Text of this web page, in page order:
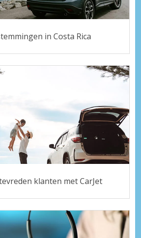
in Costa Rica
klanten met CarJet